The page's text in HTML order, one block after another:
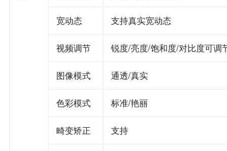
宽动态 支持真实宽动态
视频调节 锐度/亮度/饱和度/对比度可调
图像模式 通透/真实
色彩模式 标准/艳丽
畸变矫正 支持